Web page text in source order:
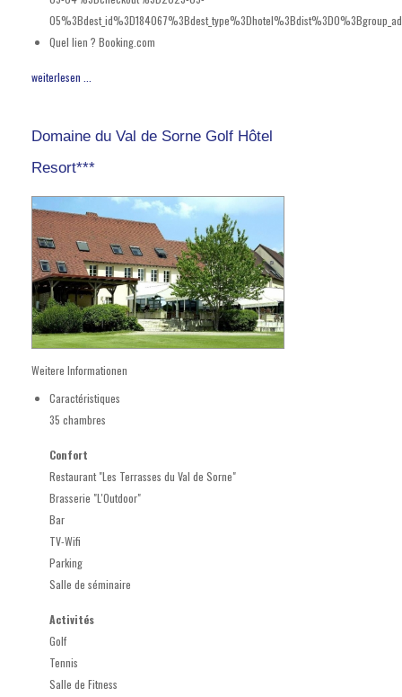
Quel lien ? Booking.com
weiterlesen ...
Domaine du Val de Sorne Golf Hôtel
Resort***
Weitere Informationen
Caractéristiques
35 chambres
Confort
Restaurant "Les Terrasses du Val de Sorne"
Brasserie "L'Outdoor"
Bar
TV-Wifi
Parking
Salle de séminaire
Activités
Golf
Tennis
Salle de Fitness